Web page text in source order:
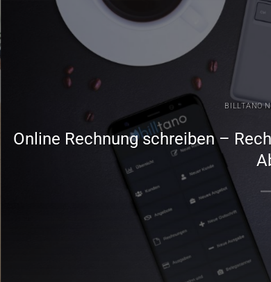
BILLTANO
Online Rechnung schreiben –